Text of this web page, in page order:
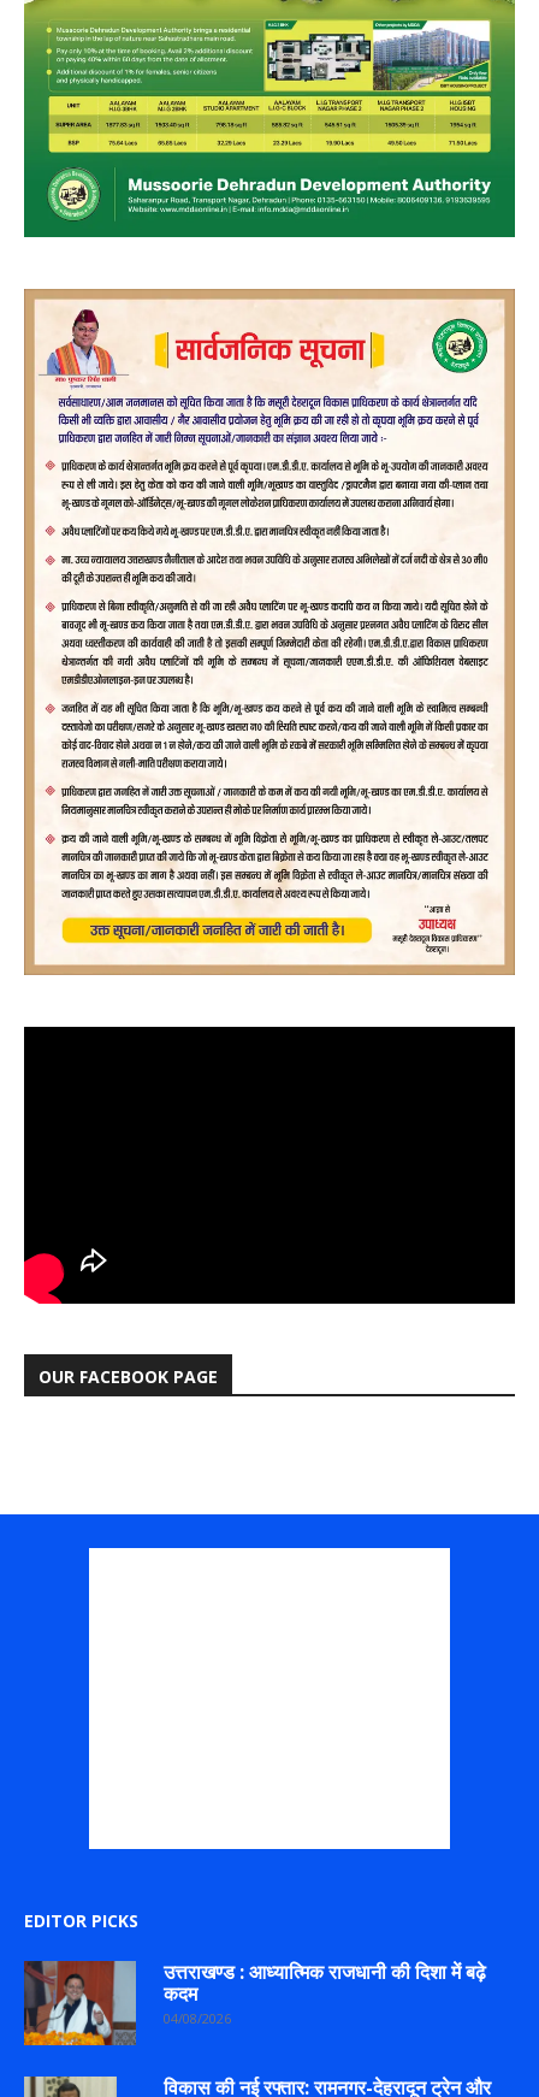
OUR FACEBOOK PAGE
EDITOR PICKS
उत्तराखण्ड : आध्यात्मिक राजधानी की दिशा में बढ़े
कदम
04/08/2026
विकास की नई रफ्तार: रामनगर-देहरादून ट्रेन और